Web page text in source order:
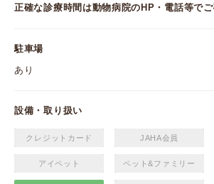
正確な診療時間は動物病院のHP・電話等でご
駐車場
あり
設備・取り扱い
クレジットカード JAHA会員
アイペット ペット&ファミリー